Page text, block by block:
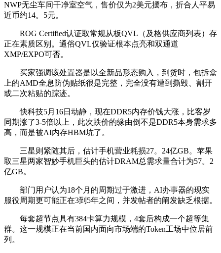
NWP无尘车间干净室空气，售价仅为2美元摆布，折合人平易
近币约14。5元。
ROG Certified认证取常规从板QVL（及格供应商列表）存
正在素质区别。通俗QVL仅验证根本点亮和双通道
XMP/EXPO可否。
买家强调该处置器是以全新品形态购入，到货时，包拆盒
上的AMD全息防伪贴纸很是完整，完全没有遭到撕毁、割开
或二次粘贴的踪迹。
快科技5月16日动静，现在DDR5内存价钱大涨，比客岁
同期涨了3-5倍以上，此次跌价的缘由倒不是DDR5本身需求多
高，而是被AI内存HBM坑了。
三星则紧随其后，估计手机营业耗损27。24亿GB。苹果
取三星两家智妙手机巨头的估计DRAM总需求量合计为57。2
亿GB。
部门用户认为18个月的周期过于激进，AI办事器的现实
服役周期更可能正在3到5年之间，并发帖者的阐发缺乏根据。
每套超节点具有384卡算力规模，4套后构成一个超等集
群。这一规模正在当前国内面向市场端的Token工场中位居前
列。